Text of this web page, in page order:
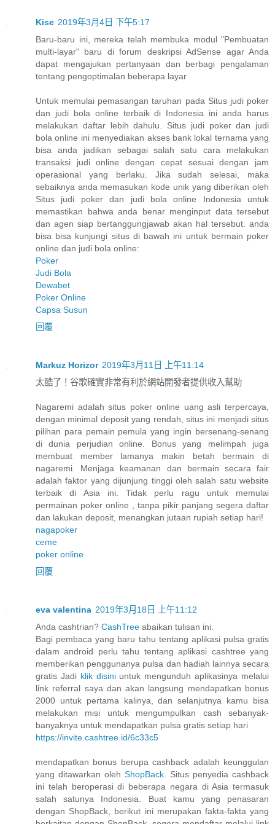
Kise 2019年3月4日 下午5:17
Baru-baru ini, mereka telah membuka modul "Pembuatan
multi-layar" baru di forum deskripsi AdSense agar Anda
dapat mengajukan pertanyaan dan berbagi pengalaman
tentang pengoptimalan beberapa layar
Untuk memulai pemasangan taruhan pada Situs judi poker
dan judi bola online terbaik di Indonesia ini anda harus
melakukan daftar lebih dahulu. Situs judi poker dan judi
bola online ini menyediakan akses bank lokal ternama yang
bisa anda jadikan sebagai salah satu cara melakukan
transaksi judi online dengan cepat sesuai dengan jam
operasional yang berlaku. Jika sudah selesai, maka
sebaiknya anda memasukan kode unik yang diberikan oleh
Situs judi poker dan judi bola online Indonesia untuk
memastikan bahwa anda benar menginput data tersebut
dan agen siap bertanggungjawab akan hal tersebut. anda
bisa bisa kunjungi situs di bawah ini untuk bermain poker
online dan judi bola online:
Poker
Judi Bola
Dewabet
Poker Online
Capsa Susun
回覆
Markuz Horizor 2019年3月11日 上午11:14
太酷了！谷歌確實非常有利於網站開發者提供收入幫助
Nagaremi adalah situs poker online uang asli terpercaya,
dengan minimal deposit yang rendah, situs ini menjadi situs
pilihan para pemain pemula yang ingin bersenang-senang
di dunia perjudian online. Bonus yang melimpah juga
membuat member lamanya makin betah bermain di
nagaremi. Menjaga keamanan dan bermain secara fair
adalah faktor yang dijunjung tinggi oleh salah satu website
terbaik di Asia ini. Tidak perlu ragu untuk memulai
permainan poker online , tanpa pikir panjang segera daftar
dan lakukan deposit, menangkan jutaan rupiah setiap hari!
nagapoker
ceme
poker online
回覆
eva valentina 2019年3月18日 上午11:12
Anda cashtrian? CashTree abaikan tulisan ini.
Bagi pembaca yang baru tahu tentang aplikasi pulsa gratis
dalam android perlu tahu tentang aplikasi cashtree yang
memberikan penggunanya pulsa dan hadiah lainnya secara
gratis Jadi klik disiniuntuk mengunduh aplikasinya melalui
link referral saya dan akan langsung mendapatkan bonus
2000 untuk pertama kalinya, dan selanjutnya kamu bisa
melakukan misi untuk mengumpulkan cash sebanyak-
banyaknya untuk mendapatkan pulsa gratis setiap hari
https://invite.cashtree.id/6c33c5
mendapatkan bonus berupa cashback adalah keunggulan
yang ditawarkan oleh ShopBack . Situs penyedia cashback
ini telah beroperasi di beberapa negara di Asia termasuk
salah satunya Indonesia. Buat kamu yang penasaran
dengan ShopBack, berikut ini merupakan fakta-fakta yang